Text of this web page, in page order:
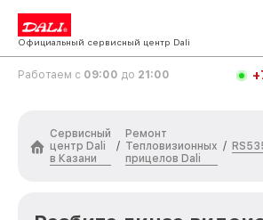
Официальный сервисный центр Dali
Работаем с 09:00 до 21:00
Сервисный
центр Dali
в Казани
/
Ремонт
Тепловизионных
прицелов Dali
/